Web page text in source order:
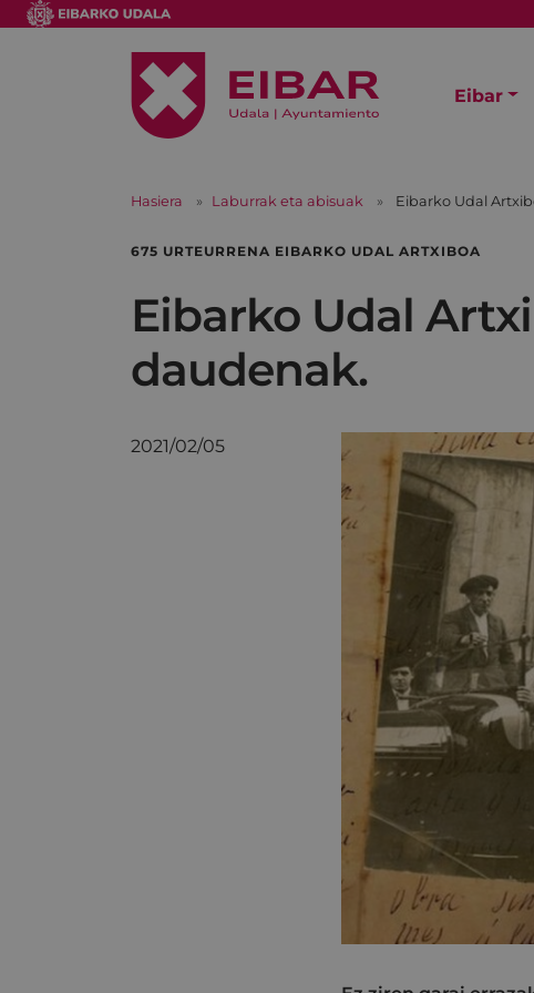
Eibar
Hasiera Laburrak eta abisuak Eibarko Udal
675 URTEURRENA EIBARKO UDAL ARTXIBOA
Eibarko Udal
daudenak.
2021/02/05